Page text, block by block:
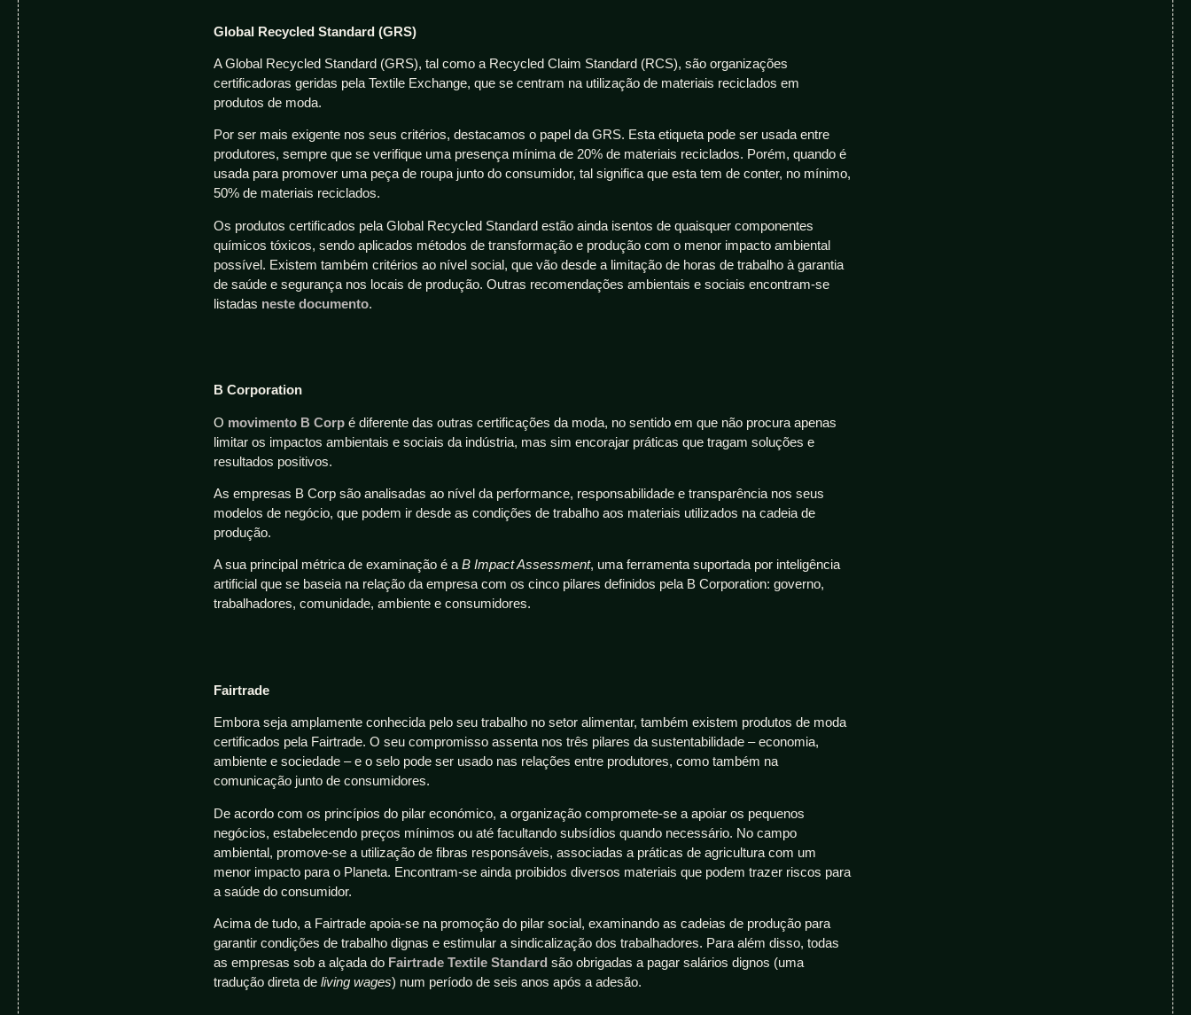
Global Recycled Standard (GRS)
A Global Recycled Standard (GRS), tal como a Recycled Claim Standard (RCS), são organizações
certificadoras geridas pela Textile Exchange, que se centram na utilização de materiais reciclados em
produtos de moda.
Por ser mais exigente nos seus critérios, destacamos o papel da GRS. Esta etiqueta pode ser usada entre
produtores, sempre que se verifique uma presença mínima de 20% de materiais reciclados. Porém, quando é
usada para promover uma peça de roupa junto do consumidor, tal significa que esta tem de conter, no mínimo,
50% de materiais reciclados.
Os produtos certificados pela Global Recycled Standard estão ainda isentos de quaisquer componentes
químicos tóxicos, sendo aplicados métodos de transformação e produção com o menor impacto ambiental
possível. Existem também critérios ao nível social, que vão desde a limitação de horas de trabalho à garantia
de saúde e segurança nos locais de produção. Outras recomendações ambientais e sociais encontram-se
listadas neste documento.
B Corporation
O movimento B Corp é diferente das outras certificações da moda, no sentido em que não procura apenas
limitar os impactos ambientais e sociais da indústria, mas sim encorajar práticas que tragam soluções e
resultados positivos.
As empresas B Corp são analisadas ao nível da performance, responsabilidade e transparência nos seus
modelos de negócio, que podem ir desde as condições de trabalho aos materiais utilizados na cadeia de
produção.
A sua principal métrica de examinação é a B Impact Assessment, uma ferramenta suportada por inteligência
artificial que se baseia na relação da empresa com os cinco pilares definidos pela B Corporation: governo,
trabalhadores, comunidade, ambiente e consumidores.
Fairtrade
Embora seja amplamente conhecida pelo seu trabalho no setor alimentar, também existem produtos de moda
certificados pela Fairtrade. O seu compromisso assenta nos três pilares da sustentabilidade – economia,
ambiente e sociedade – e o selo pode ser usado nas relações entre produtores, como também na
comunicação junto de consumidores.
De acordo com os princípios do pilar económico, a organização compromete-se a apoiar os pequenos
negócios, estabelecendo preços mínimos ou até facultando subsídios quando necessário. No campo
ambiental, promove-se a utilização de fibras responsáveis, associadas a práticas de agricultura com um
menor impacto para o Planeta. Encontram-se ainda proibidos diversos materiais que podem trazer riscos para
a saúde do consumidor.
Acima de tudo, a Fairtrade apoia-se na promoção do pilar social, examinando as cadeias de produção para
garantir condições de trabalho dignas e estimular a sindicalização dos trabalhadores. Para além disso, todas
as empresas sob a alçada do Fairtrade Textile Standard são obrigadas a pagar salários dignos (uma
tradução direta de living wages) num período de seis anos após a adesão.